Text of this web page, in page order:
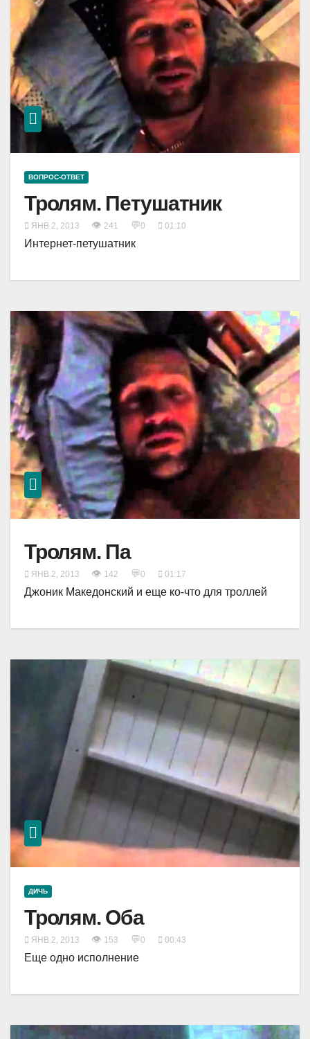
ВОПРОС-ОТВЕТ
Тролям. Петушатник
ЯНВ 2, 2013 👁 241 💬0 01:10
Интернет-петушатник
Тролям. Па
ЯНВ 2, 2013 👁 142 💬0 01:17
Джоник Македонский и еще ко-что для троллей
ДИЧЬ
Тролям. Оба
ЯНВ 2, 2013 👁 153 💬0 00:43
Еще одно исполнение